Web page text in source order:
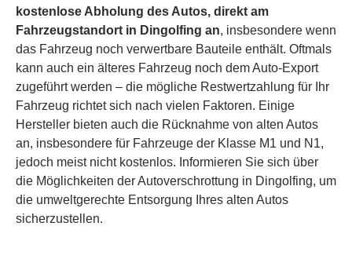
kostenlose Abholung des Autos, direkt am
Fahrzeugstandort in Dingolfing an, insbesondere wenn
das Fahrzeug noch verwertbare Bauteile enthält. Oftmals
kann auch ein älteres Fahrzeug noch dem Auto-Export
zugeführt werden – die mögliche Restwertzahlung für Ihr
Fahrzeug richtet sich nach vielen Faktoren. Einige
Hersteller bieten auch die Rücknahme von alten Autos
an, insbesondere für Fahrzeuge der Klasse M1 und N1,
jedoch meist nicht kostenlos. Informieren Sie sich über
die Möglichkeiten der Autoverschrottung in Dingolfing, um
die umweltgerechte Entsorgung Ihres alten Autos
sicherzustellen.